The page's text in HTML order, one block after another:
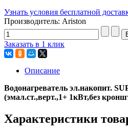
Узнать условия бесплатной
Производитель: Ariston
Заказать в 1 клик
Описание
Водонагреватель эл.накопит.
(эмал.ст.,верт.,1+ 1кВт,без
Характеристики